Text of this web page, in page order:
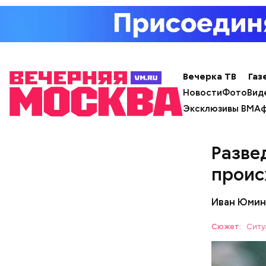
Вечерка ТВ
НовостиФото
Эксклюзивы ВМ
Иван
Сюжет:
— Для
пределах
рим. «ВМ»
все эти
Такие